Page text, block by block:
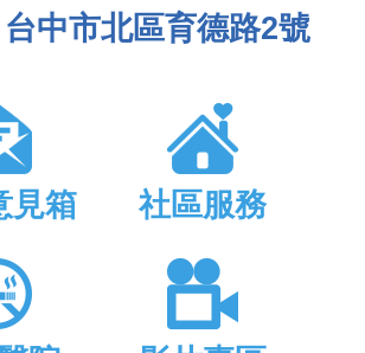
中市北區育德路2號
見箱 社區服務